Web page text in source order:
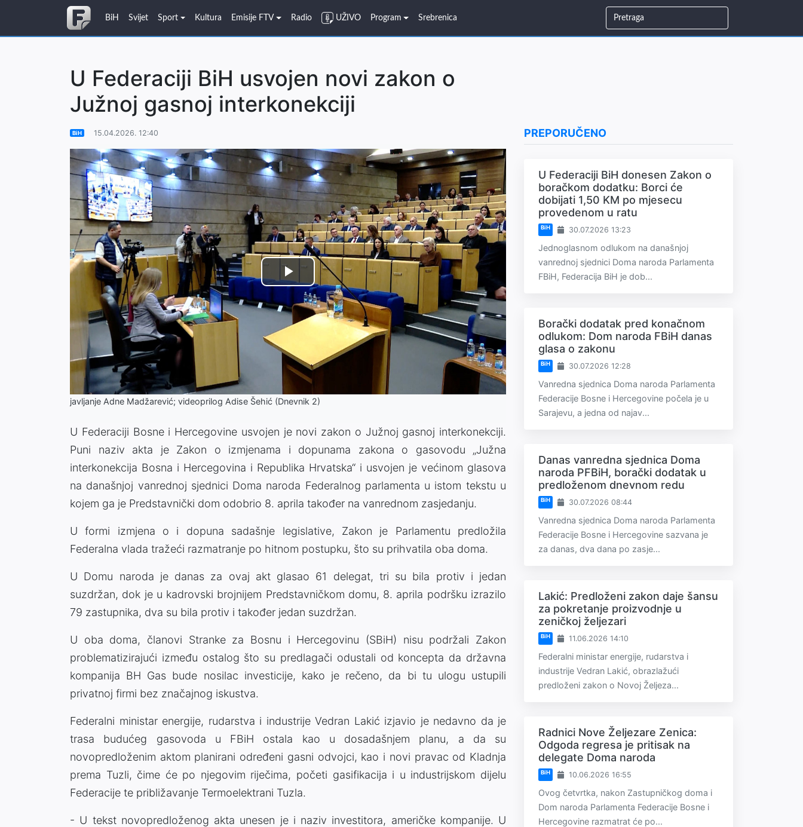
BiH Svijet Sport Kultura Emisije FTV Radio UŽIVO Program Srebrenica
U Federaciji BiH usvojen novi zakon o
Južnoj gasnoj interkonekciji
BiH 15.04.2026. 12:40
Play
Video
javljanje Adne Madžarević; videoprilog Adise Šehić (Dnevnik 2)
U Federaciji Bosne i Hercegovine usvojen je novi zakon o Južnoj gasnoj interkonekciji.
Puni naziv akta je Zakon o izmjenama i dopunama zakona o gasovodu „Južna
interkonekcija Bosna i Hercegovina i Republika Hrvatska“ i usvojen je većinom glasova
na današnjoj vanrednoj sjednici Doma naroda Federalnog parlamenta u istom tekstu u
kojem ga je Predstavnički dom odobrio 8. aprila također na vanrednom zasjedanju.
U formi izmjena o i dopuna sadašnje legislative, Zakon je Parlamentu predložila
Federalna vlada tražeći razmatranje po hitnom postupku, što su prihvatila oba doma.
U Domu naroda je danas za ovaj akt glasao 61 delegat, tri su bila protiv i jedan
suzdržan, dok je u kadrovski brojnijem Predstavničkom domu, 8. aprila podršku izrazilo
79 zastupnika, dva su bila protiv i također jedan suzdržan.
U oba doma, članovi Stranke za Bosnu i Hercegovinu (SBiH) nisu podržali Zakon
problematizirajući između ostalog što su predlagači odustali od koncepta da državna
kompanija BH Gas bude nosilac investicije, kako je rečeno, da bi tu ulogu ustupili
privatnoj firmi bez značajnog iskustva.
Federalni ministar energije, rudarstva i industrije Vedran Lakić izjavio je nedavno da je
trasa budućeg gasovoda u FBiH ostala kao u dosadašnjem planu, a da su
novopredloženim aktom planirani određeni gasni odvojci, kao i novi pravac od Kladnja
prema Tuzli, čime će po njegovim riječima, početi gasifikacija i u industrijskom dijelu
Federacije te približavanje Termoelektrani Tuzla.
- U tekst novopredloženog akta unesen je i naziv investitora, američke kompanije. U
PREPORUČENO
U Federaciji BiH donesen Zakon o
boračkom dodatku: Borci će
dobijati 1,50 KM po mjesecu
provedenom u ratu
BiH 30.07.2026 13:23
Jednoglasnom odlukom na današnjoj
vanrednoj sjednici Doma naroda Parlamenta
FBiH, Federacija BiH je dob...
Borački dodatak pred konačnom
odlukom: Dom naroda FBiH danas
glasa o zakonu
BiH 30.07.2026 12:28
Vanredna sjednica Doma naroda Parlamenta
Federacije Bosne i Hercegovine počela je u
Sarajevu, a jedna od najav...
Danas vanredna sjednica Doma
naroda PFBiH, borački dodatak u
predloženom dnevnom redu
BiH 30.07.2026 08:44
Vanredna sjednica Doma naroda Parlamenta
Federacije Bosne i Hercegovine sazvana je
za danas, dva dana po zasje...
Lakić: Predloženi zakon daje šansu
za pokretanje proizvodnje u
zeničkoj željezari
BiH 11.06.2026 14:10
Federalni ministar energije, rudarstva i
industrije Vedran Lakić, obrazlažući
predloženi zakon o Novoj Željeza...
Radnici Nove Željezare Zenica:
Odgoda regresa je pritisak na
delegate Doma naroda
BiH 10.06.2026 16:55
Ovog četvrtka, nakon Zastupničkog doma i
Dom naroda Parlamenta Federacije Bosne i
Hercegovine razmatrat će po...